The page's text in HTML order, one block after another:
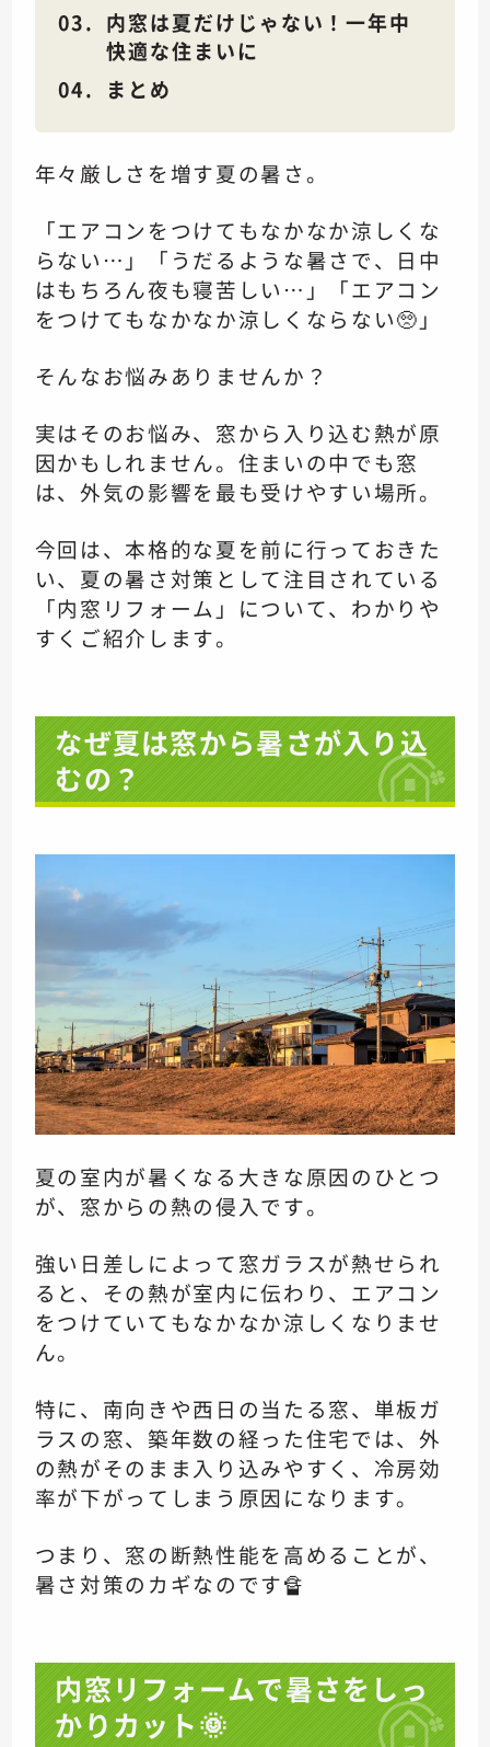
内窓は夏だけじゃない！一年中
快適な住まいに
まとめ
年々厳しさを増す夏の暑さ。
「エアコンをつけてもなかなか涼しくな
らない…」「うだるような暑さで、日中
はもちろん夜も寝苦しい…」「エアコン
をつけてもなかなか涼しくならない🥺」
そんなお悩みありませんか？
実はそのお悩み、窓から入り込む熱が原
因かもしれません。住まいの中でも窓
は、外気の影響を最も受けやすい場所。
今回は、本格的な夏を前に行っておきた
い、夏の暑さ対策として注目されている
「内窓リフォーム」について、わかりや
すくご紹介します。
なぜ夏は窓から暑さが入り込
むの？
夏の室内が暑くなる大きな原因のひとつ
が、窓からの熱の侵入です。
強い日差しによって窓ガラスが熱せられ
ると、その熱が室内に伝わり、エアコン
をつけていてもなかなか涼しくなりませ
ん。
特に、南向きや西日の当たる窓、単板ガ
ラスの窓、築年数の経った住宅では、外
の熱がそのまま入り込みやすく、冷房効
率が下がってしまう原因になります。
つまり、窓の断熱性能を高めることが、
暑さ対策のカギなのです🔏
内窓リフォームで暑さをしっ
かりカット🌞